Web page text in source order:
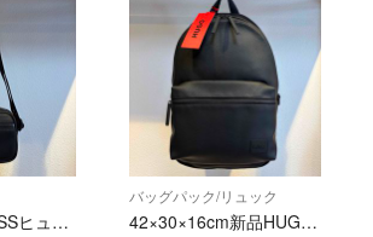
新品HUGO BOSSヒューゴボスグレインショルダーバッグラバーロゴパッチフェイクレザー正規品
バッグパック/リュック
42×30×16cm新品HUGO BOSSヒューゴボスジップバックパックラバーロゴパッチフェイクレザーリュックサック正規品